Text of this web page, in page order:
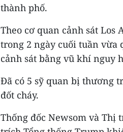
thành phố.
Theo cơ quan cảnh sát
trong 2 ngày cuối tuần vừa
cảnh sát bằng vũ khí nguy
Đã có 5 sỹ quan bị thương
đốt cháy.
Thống đốc Newsom và Thị